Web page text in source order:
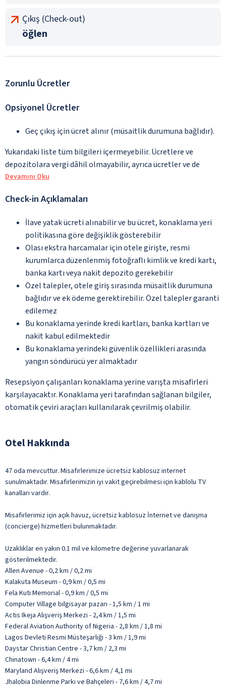
Çıkış (Check-out)
öğlen
Zorunlu Ücretler
Opsiyonel Ücretler
Geç çıkış için ücret alınır (müsaitlik durumuna bağlıdır).
Yukarıdaki liste tüm bilgileri içermeyebilir. Ücretlere ve
depozitolara vergi dâhil olmayabilir, ayrıca ücretler ve de
Devamını Oku
Check-in Açıklamaları
İlave yatak ücreti alınabilir ve bu ücret, konaklama yeri
politikasına göre değişiklik gösterebilir
Olası ekstra harcamalar için otele girişte, resmi
kurumlarca düzenlenmiş fotoğraflı kimlik ve kredi kartı,
banka kartı veya nakit depozito gerekebilir
Özel talepler, otele giriş sırasında müsaitlik durumuna
bağlıdır ve ek ödeme gerektirebilir. Özel talepler garanti
edilemez
Bu konaklama yerinde kredi kartları, banka kartları ve
nakit kabul edilmektedir
Bu konaklama yerindeki güvenlik özellikleri arasında
yangın söndürücü yer almaktadır
Resepsiyon çalışanları konaklama yerine varışta misafirleri
karşılayacaktır. Konaklama yeri tarafından sağlanan bilgiler,
otomatik çeviri araçları kullanılarak çevrilmiş olabilir.
Otel Hakkında
47 oda mevcuttur. Misafirlerimize ücretsiz kablosuz internet
sunulmaktadır. Misafirlerimizin iyi vakit geçirebilmesi için kablolu TV
kanalları vardır.
Misafirlerimiz için açık havuz, ücretsiz kablosuz İnternet ve danışma
(concierge) hizmetleri bulunmaktadır.
Uzaklıklar en yakın 0.1 mil ve kilometre değerine yuvarlanarak
gösterilmektedir.
Allen Avenue - 0,2 km / 0,2 mi
Kalakuta Museum - 0,9 km / 0,5 mi
Fela Kuti Memorial - 0,9 km / 0,5 mi
Computer Village bilgisayar pazarı - 1,5 km / 1 mi
Actis Ikeja Alışveriş Merkezi - 2,4 km / 1,5 mi
Federal Aviation Authority of Nigeria - 2,8 km / 1,8 mi
Lagos Devleti Resmi Müsteşarlığı - 3 km / 1,9 mi
Daystar Christian Centre - 3,7 km / 2,3 mi
Chinatown - 6,4 km / 4 mi
Maryland Alışveriş Merkezi - 6,6 km / 4,1 mi
Jhalobia Dinlenme Parkı ve Bahçeleri - 7,6 km / 4,7 mi